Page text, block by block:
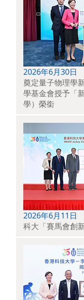
2026年6月30日
奠定量子物理學
學基金會授予「
學）榮銜
2026年6月11日
科大「賽馬會創